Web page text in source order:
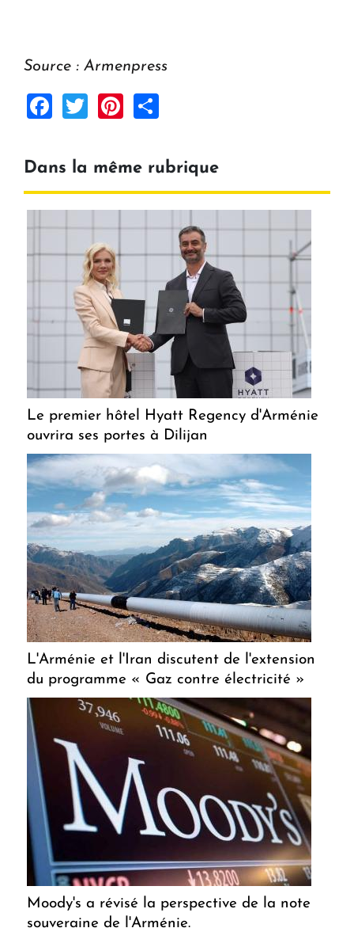
Source : Armenpress
Facebook
TwitterPinterest
Dans la même rubrique
Le premier hôtel Hyatt Regency d'Arménie
ouvrira ses portes à Dilijan
L'Arménie et l'Iran discutent de l'extension
du programme « Gaz contre électricité »
Moody's a révisé la perspective de la note
souveraine de l'Arménie.